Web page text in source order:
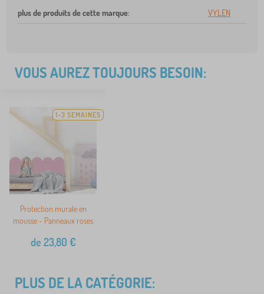
plus de produits de cette marque: VYLEN
VOUS AUREZ TOUJOURS BESOIN:
1-3 SEMAINES
Protection murale en
mousse - Panneaux roses
de 23,80 €
PLUS DE LA CATÉGORIE: